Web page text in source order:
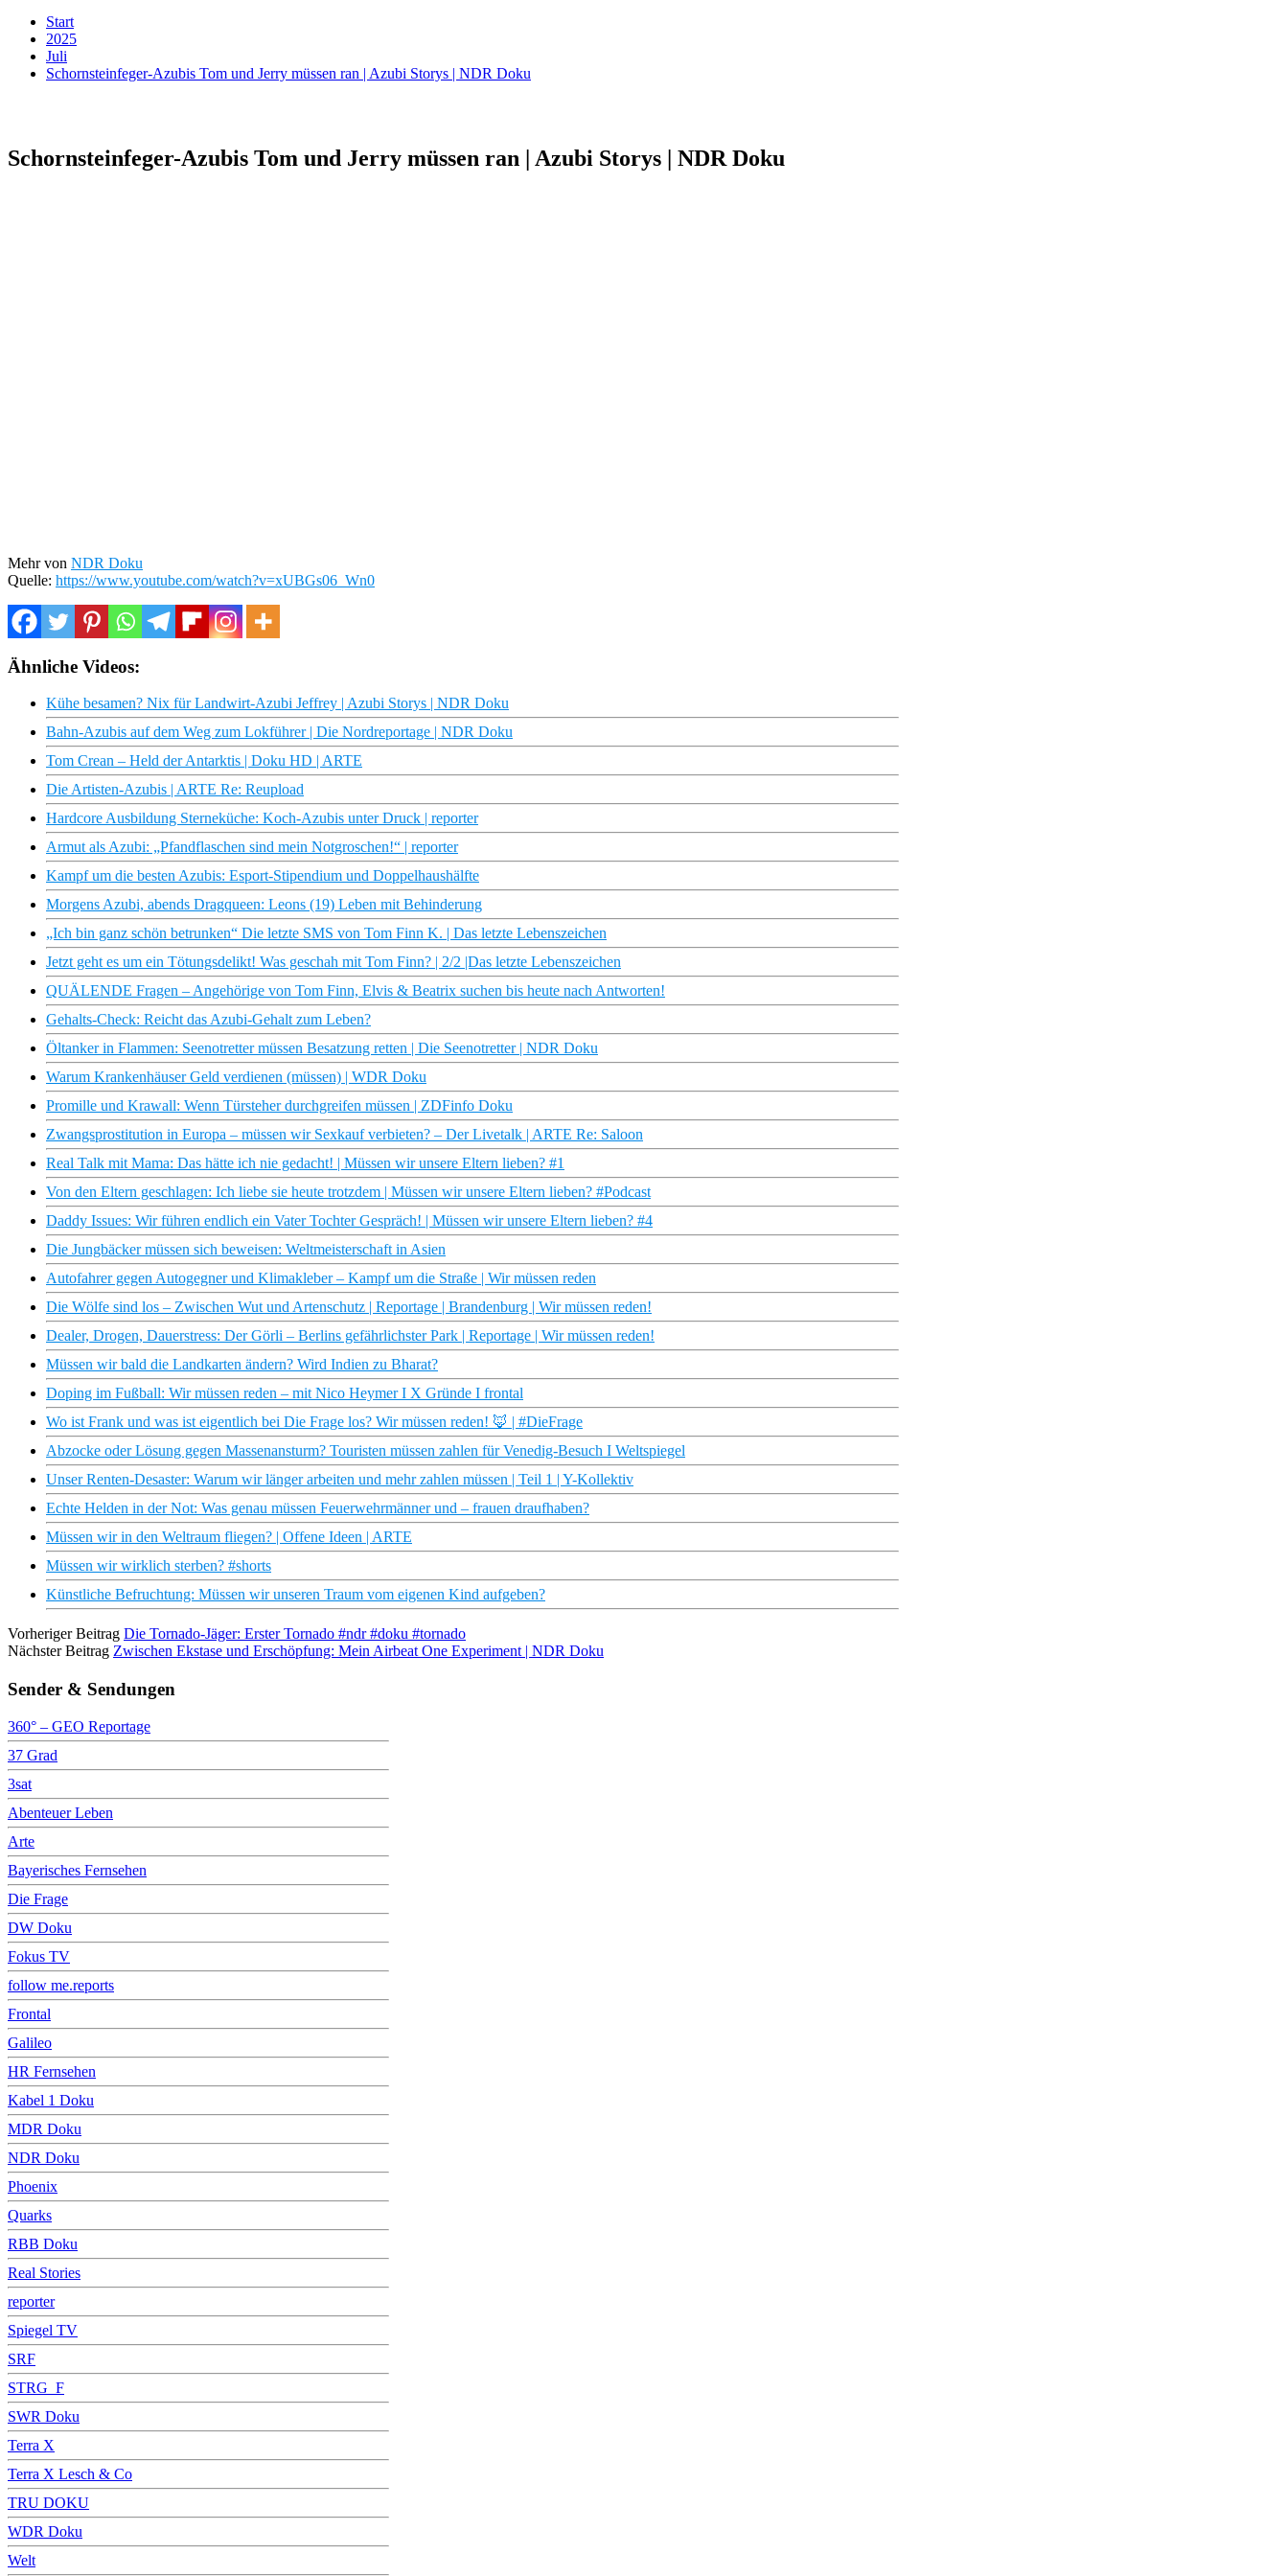
Start
2025
Juli
Schornsteinfeger-Azubis Tom und Jerry müssen ran | Azubi Storys | NDR Doku
Schornsteinfeger-Azubis Tom und Jerry müssen ran | Azubi Storys | NDR Doku
Mehr von NDR Doku
Quelle: https://www.youtube.com/watch?v=xUBGs06_Wn0
Ähnliche Videos:
Kühe besamen? Nix für Landwirt-Azubi Jeffrey | Azubi Storys | NDR Doku
Bahn-Azubis auf dem Weg zum Lokführer | Die Nordreportage | NDR Doku
Tom Crean – Held der Antarktis | Doku HD | ARTE
Die Artisten-Azubis | ARTE Re: Reupload
Hardcore Ausbildung Sterneküche: Koch-Azubis unter Druck | reporter
Armut als Azubi: „Pfandflaschen sind mein Notgroschen!“ | reporter
Kampf um die besten Azubis: Esport-Stipendium und Doppelhaushälfte
Morgens Azubi, abends Dragqueen: Leons (19) Leben mit Behinderung
„Ich bin ganz schön betrunken“ Die letzte SMS von Tom Finn K. | Das letzte Lebenszeichen
Jetzt geht es um ein Tötungsdelikt! Was geschah mit Tom Finn? | 2/2 |Das letzte Lebenszeichen
QUÄLENDE Fragen – Angehörige von Tom Finn, Elvis & Beatrix suchen bis heute nach Antworten!
Gehalts-Check: Reicht das Azubi-Gehalt zum Leben?
Öltanker in Flammen: Seenotretter müssen Besatzung retten | Die Seenotretter | NDR Doku
Warum Krankenhäuser Geld verdienen (müssen) | WDR Doku
Promille und Krawall: Wenn Türsteher durchgreifen müssen | ZDFinfo Doku
Zwangsprostitution in Europa – müssen wir Sexkauf verbieten? – Der Livetalk | ARTE Re: Saloon
Real Talk mit Mama: Das hätte ich nie gedacht! | Müssen wir unsere Eltern lieben? #1
Von den Eltern geschlagen: Ich liebe sie heute trotzdem | Müssen wir unsere Eltern lieben? #Podcast
Daddy Issues: Wir führen endlich ein Vater Tochter Gespräch! | Müssen wir unsere Eltern lieben? #4
Die Jungbäcker müssen sich beweisen: Weltmeisterschaft in Asien
Autofahrer gegen Autogegner und Klimakleber – Kampf um die Straße | Wir müssen reden
Die Wölfe sind los – Zwischen Wut und Artenschutz | Reportage | Brandenburg | Wir müssen reden!
Dealer, Drogen, Dauerstress: Der Görli – Berlins gefährlichster Park | Reportage | Wir müssen reden!
Müssen wir bald die Landkarten ändern? Wird Indien zu Bharat?
Doping im Fußball: Wir müssen reden – mit Nico Heymer I X Gründe I frontal
Wo ist Frank und was ist eigentlich bei Die Frage los? Wir müssen reden! 🦊 | #DieFrage
Abzocke oder Lösung gegen Massenansturm? Touristen müssen zahlen für Venedig-Besuch I Weltspiegel
Unser Renten-Desaster: Warum wir länger arbeiten und mehr zahlen müssen | Teil 1 | Y-Kollektiv
Echte Helden in der Not: Was genau müssen Feuerwehrmänner und – frauen draufhaben?
Müssen wir in den Weltraum fliegen? | Offene Ideen | ARTE
Müssen wir wirklich sterben? #shorts
Künstliche Befruchtung: Müssen wir unseren Traum vom eigenen Kind aufgeben?
Vorheriger Beitrag Die Tornado-Jäger: Erster Tornado #ndr #doku #tornado
Nächster Beitrag Zwischen Ekstase und Erschöpfung: Mein Airbeat One Experiment | NDR Doku
Sender & Sendungen
360° – GEO Reportage
37 Grad
3sat
Abenteuer Leben
Arte
Bayerisches Fernsehen
Die Frage
DW Doku
Fokus TV
follow me.reports
Frontal
Galileo
HR Fernsehen
Kabel 1 Doku
MDR Doku
NDR Doku
Phoenix
Quarks
RBB Doku
Real Stories
reporter
Spiegel TV
SRF
STRG_F
SWR Doku
Terra X
Terra X Lesch & Co
TRU DOKU
WDR Doku
Welt